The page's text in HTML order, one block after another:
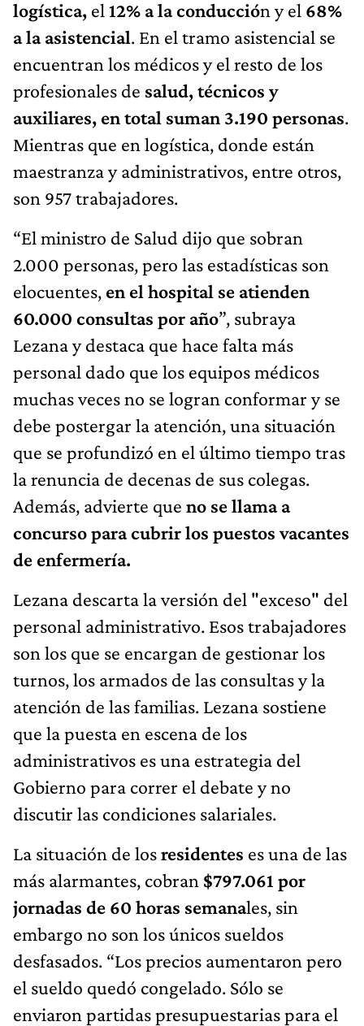
logística, el 12% a la conducción y el 68%
a la asistencial. En el tramo asistencial se
encuentran los médicos y el resto de los
profesionales de salud, técnicos y
auxiliares, en total suman 3.190 personas.
Mientras que en logística, donde están
maestranza y administrativos, entre otros,
son 957 trabajadores.
“El ministro de Salud dijo que sobran
2.000 personas, pero las estadísticas son
elocuentes, en el hospital se atienden
60.000 consultas por año”, subraya
Lezana y destaca que hace falta más
personal dado que los equipos médicos
muchas veces no se logran conformar y se
debe postergar la atención, una situación
que se profundizó en el último tiempo tras
la renuncia de decenas de sus colegas.
Además, advierte que no se llama a
concurso para cubrir los puestos vacantes
de enfermería.
Lezana descarta la versión del "exceso" del
personal administrativo. Esos trabajadores
son los que se encargan de gestionar los
turnos, los armados de las consultas y la
atención de las familias. Lezana sostiene
que la puesta en escena de los
administrativos es una estrategia del
Gobierno para correr el debate y no
discutir las condiciones salariales.
La situación de losresidentes es una de las
más alarmantes, cobran $797.061 por
jornadas de 60 horas semanales, sin
embargo no son los únicos sueldos
desfasados. “Los precios aumentaron pero
el sueldo quedó congelado. Sólo se
enviaron partidas presupuestarias para el